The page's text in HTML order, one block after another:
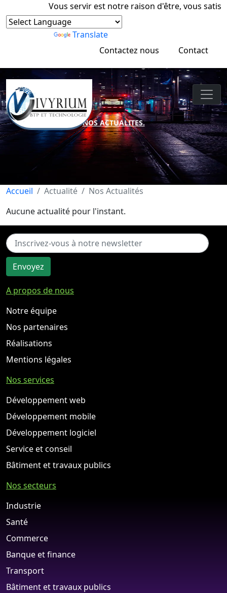
Vous servir est notre raison d'être, vous
Translate
Contactez nous
Contact
NOS ACTUALITES.
Accueil Actualité
Nos Actualités
Aucune actualité pour l'instant.
Envoyez
adresse email bien enregistrez.
A propos de nous
Notre équipe
Nos partenaires
Réalisations
Mentions légales
Nos services
Développement web
Développement mobile
Développement logiciel
Service et conseil
Bâtiment et travaux publics
Nos secteurs
Industrie
Santé
Commerce
Banque et finance
Transport
Bâtiment et travaux publics